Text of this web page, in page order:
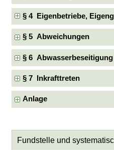
§ 4 Eigenbetriebe,
§ 5 Abweichungen
§ 6 Abwasserbeseitigung
§ 7 Inkrafttreten
Anlage
Fundstelle und